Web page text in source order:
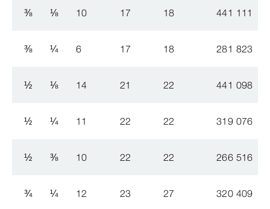
⅜ ⅛ 10 17 18 441 111
⅜ ¼ 6 17 18 281 823
½ ⅛ 14 21 22 441 098
½ ¼ 11 22 22 319 076
½ ⅜ 10 22 22 266 516
¾ ¼ 12 23 27 320 409